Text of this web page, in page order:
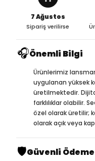
7 Ağustos
Sipariş verilirse
🎧Önemli Bilgi
Ürünlerimiz
uygulanan yüksek
üretilmektedir.
farklılıklar olabilir.
özel olarak üretilir;
olarak açık veya
🛡️Güvenli Ödeme